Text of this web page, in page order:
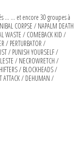
… … et encore 30 groupes à
CORPSE / NAPALM DEATH
WASTE / COMEBACK KID /
/ PERTURBATOR /
/ PUNISH YOURSELF /
/ NECROWRETCH /
/ BLOCKHEADS /
ATTACK / DEHUMAN /